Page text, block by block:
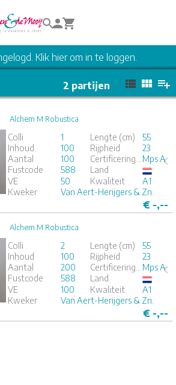
Klik hier om in te loggen.
2 partijen
Alchem M Robustica
Colli 1 Lengte (cm)
55
Inhoud
100 Rijpheid
23
Aantal
100
Mps A
Fustcode
588
Land
VE
50 Kwaliteit
A1
Kweker
Van Aert-Herijgers & Zn.
€ -,--
4 5
Alchem M Robustica
Colli 2 Lengte (cm)
55
Inhoud
100 Rijpheid
23
Aantal
200
Mps A
Fustcode
588
Land
VE
100 Kwaliteit
A1
Kweker
Van Aert-Herijgers & Zn.
€ -,--
100
4 5